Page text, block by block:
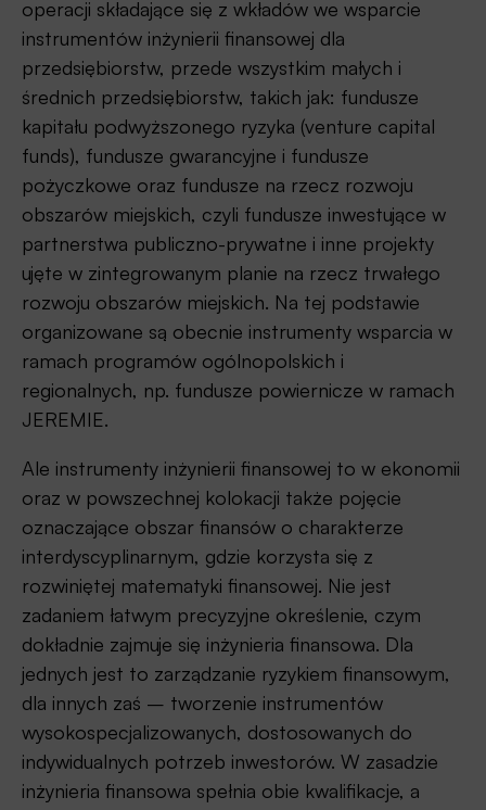
operacji składające się z wkładów we wsparcie
instrumentów inżynierii finansowej dla
przedsiębiorstw, przede wszystkim małych i
średnich przedsiębiorstw, takich jak: fundusze
kapitału podwyższonego ryzyka (venture capital
funds), fundusze gwarancyjne i fundusze
pożyczkowe oraz fundusze na rzecz rozwoju
obszarów miejskich, czyli fundusze inwestujące w
partnerstwa publiczno-prywatne i inne projekty
ujęte w zintegrowanym planie na rzecz trwałego
rozwoju obszarów miejskich. Na tej podstawie
organizowane są obecnie instrumenty wsparcia w
ramach programów ogólnopolskich i
regionalnych, np. fundusze powiernicze w ramach
JEREMIE.
Ale instrumenty inżynierii finansowej to w ekonomii
oraz w powszechnej kolokacji także pojęcie
oznaczające obszar finansów o charakterze
interdyscyplinarnym, gdzie korzysta się z
rozwiniętej matematyki finansowej. Nie jest
zadaniem łatwym precyzyjne określenie, czym
dokładnie zajmuje się inżynieria finansowa. Dla
jednych jest to zarządzanie ryzykiem finansowym,
dla innych zaś – tworzenie instrumentów
wysokospecjalizowanych, dostosowanych do
indywidualnych potrzeb inwestorów. W zasadzie
inżynieria finansowa spełnia obie kwalifikacje, a